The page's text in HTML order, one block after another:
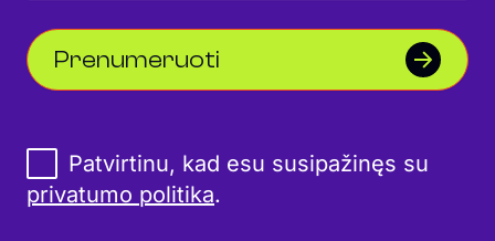
Prenumeruoti
Patvirtinu, kad esu susipažinęs su
privatumo politika.